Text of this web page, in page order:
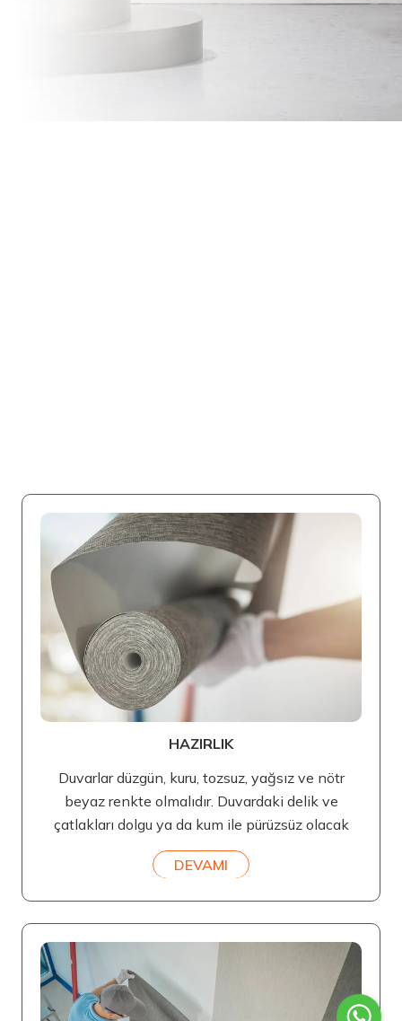
HAZIRLIK
Duvarlar düzgün, kuru, tozsuz, yağsız ve nötr
beyaz renkte olmalıdır. Duvardaki delik ve
çatlakları dolgu ya da kum ile pürüzsüz olacak
DEVAMI